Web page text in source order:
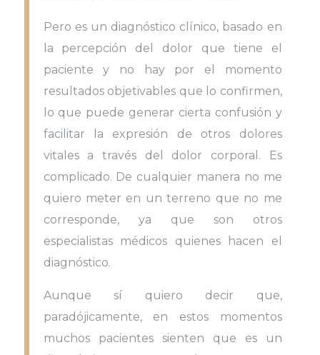
Pero es un diagnóstico clínico, basado en
la percepción del dolor que tiene el
paciente y no hay por el momento
resultados objetivables que lo confirmen,
lo que puede generar cierta confusión y
facilitar la expresión de otros dolores
vitales a través del dolor corporal. Es
complicado. De cualquier manera no me
quiero meter en un terreno que no me
corresponde, ya que son otros
especialistas médicos quienes hacen el
diagnóstico.
Aunque sí quiero decir que,
paradójicamente, en estos momentos
muchos pacientes sienten que es un